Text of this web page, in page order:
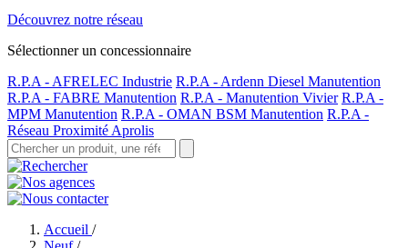
Découvrez notre réseau
Sélectionner un concessionnaire
R.P.A - AFRELEC Industrie R.P.A - Ardenn Diesel Manutention
R.P.A - FABRE Manutention R.P.A - Manutention Vivier R.P.A -
MPM Manutention R.P.A - OMAN BSM Manutention R.P.A -
Réseau Proximité Aprolis
Accueil /